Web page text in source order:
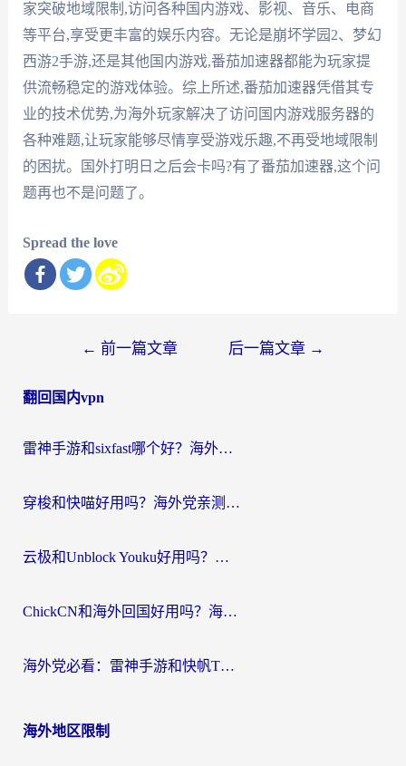
家突破地域限制,访问各种国内游戏、影视、音乐、电商
等平台,享受更丰富的娱乐内容。无论是崩坏学园2、梦幻
西游2手游,还是其他国内游戏,番茄加速器都能为玩家提
供流畅稳定的游戏体验。综上所述,番茄加速器凭借其专
业的技术优势,为海外玩家解决了访问国内游戏服务器的
各种难题,让玩家能够尽情享受游戏乐趣,不再受地域限制
的困扰。国外打明日之后会卡吗?有了番茄加速器,这个问
题再也不是问题了。
Spread the love
导
← 前一篇文章 后一篇文章 →
翻回国内vpn
雷神手游和sixfast哪个好？海外党亲测3款回国加速器，教你选对不踩坑
穿梭和快喵好用吗？海外党亲测：小众加速器对比+番茄加速器深度体验
云极和Unblock Youku好用吗？海外党亲测+2026回国加速器避坑指南
ChickCN和海外回国好用吗？海外党2026亲测：从手游到影音，选对加速器的3个关键
海外党必看：雷神手游和快帆TV版好用吗？3步选对回国加速器不踩坑
海外地区限制